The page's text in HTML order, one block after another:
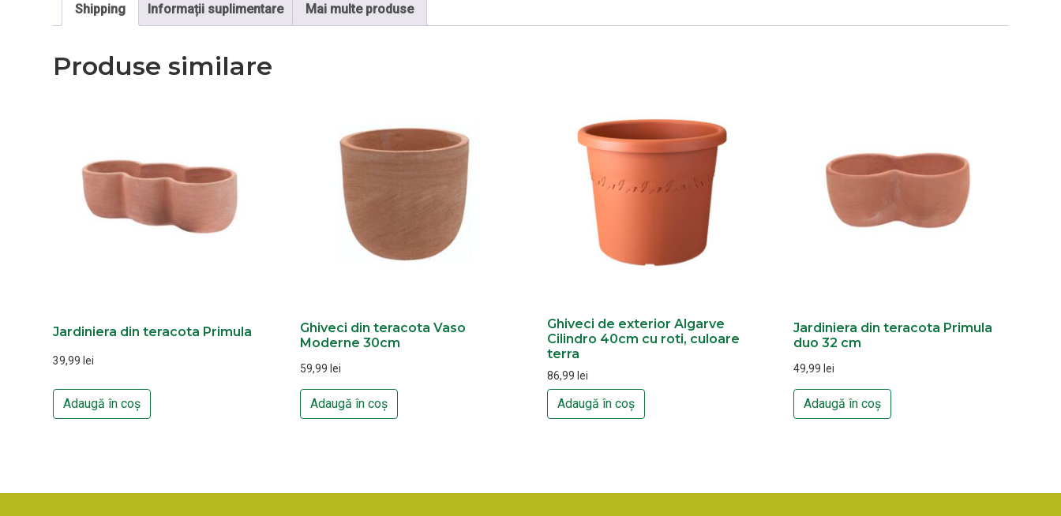
Shipping Informații suplimentare Mai multe produse
Produse similare
Jardiniera din teracota Primula
39,99 lei
Adaugă în coș
Ghiveci din teracota Vaso
Moderne 30cm
59,99 lei
Adaugă în coș
Ghiveci de exterior Algarve
Cilindro 40cm cu roti, culoare
terra
86,99 lei
Adaugă în coș
Jardiniera din teracota Primula
duo 32 cm
49,99 lei
Adaugă în coș